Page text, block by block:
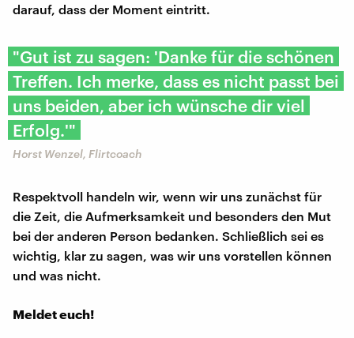
darauf, dass der Moment eintritt.
"Gut ist zu sagen: 'Danke für die schönen
Treffen. Ich merke, dass es nicht passt bei
uns beiden, aber ich wünsche dir viel
Erfolg.'"
Horst Wenzel, Flirtcoach
Respektvoll handeln wir, wenn wir uns zunächst für
die Zeit, die Aufmerksamkeit und besonders den Mut
bei der anderen Person bedanken. Schließlich sei es
wichtig, klar zu sagen, was wir uns vorstellen können
und was nicht.
Meldet euch!